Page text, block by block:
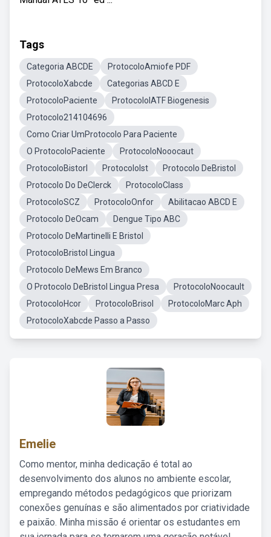
Tags
Categoria ABCDE
ProtocoloAmiofe PDF
ProtocoloXabcde
Categorias ABCD E
ProtocoloPaciente
ProtocoloIATF Biogenesis
Protocolo214104696
Como Criar UmProtocolo Para Paciente
O ProtocoloPaciente
ProtocoloNooocaut
ProtocoloBistorl
ProtocoloIst
Protocolo DeBristol
Protocolo Do DeClerck
ProtocoloClass
ProtocoloSCZ
ProtocoloOnfor
Abilitacao ABCD E
Protocolo DeOcam
Dengue Tipo ABC
Protocolo DeMartinelli E Bristol
ProtocoloBristol Lingua
Protocolo DeMews Em Branco
O Protocolo DeBristol Lingua Presa
ProtocoloNoocault
ProtocoloHcor
ProtocoloBrisol
ProtocoloMarc Aph
ProtocoloXabcde Passo a Passo
Emelie
Como mentor, minha dedicação é total ao
desenvolvimento dos alunos no ambiente escolar,
empregando métodos pedagógicos que priorizam
conexões genuínas e são alimentados por criatividade
e paixão. Minha missão é orientar os estudantes em